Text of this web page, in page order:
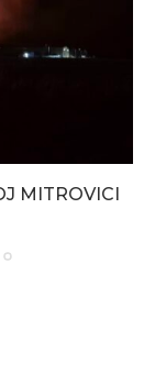
MITROVICI